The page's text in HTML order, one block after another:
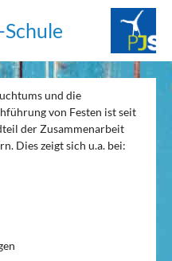
-Schule
und die
von Festen ist seit
der Zusammenarbeit
Dies zeigt sich u.a. bei: